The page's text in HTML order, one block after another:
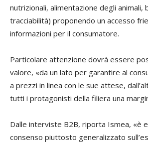
nutrizionali, alimentazione degli animali,
tracciabilità) proponendo un accesso
informazioni per il consumatore.
Particolare attenzione dovrà essere
valore, «da un lato per garantire al
a prezzi in linea con le sue attese,
tutti i protagonisti della filiera una
Dalle interviste B2B, riporta Ismea, «è
consenso piuttosto generalizzato